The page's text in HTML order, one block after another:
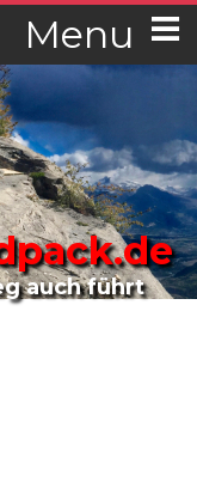
Menu
auch führt